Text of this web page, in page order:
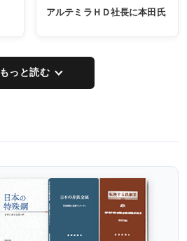
アルテミラＨＤ社長に本田氏
もっと読む